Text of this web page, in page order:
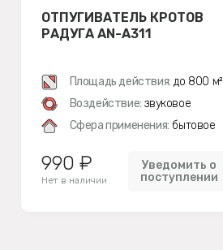
ОТПУГИВАТЕЛЬ КРОТОВ
РАДУГА AN-A311
Площадь действия: до 800 м²
Воздействие: звуковое
Сфера применения: бытовое
990 ₽
Нет в наличии
Уведомить о
поступлении